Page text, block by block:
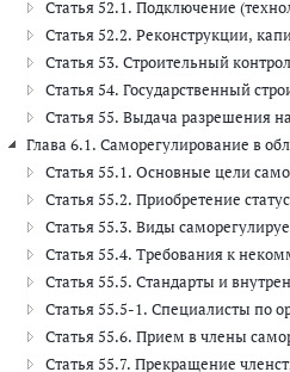
Статья 52.1. Подключение
Статья 52.2. Реконструкции,
Статья 53. Строительный
Статья 54. Государственный
Статья 55. Выдача разрешения
Глава 6.1. Саморегулирование в
Статья 55.1. Основные цели
Статья 55.2. Приобретение
Статья 55.3. Виды
Статья 55.4. Требования к
Статья 55.5. Стандарты и
Статья 55.5-1. Специалисты по
Статья 55.6. Прием в члены
Статья 55.7. Прекращение